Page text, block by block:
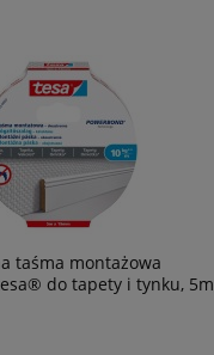
taśma montażowa
do tapety i tynku, 5m